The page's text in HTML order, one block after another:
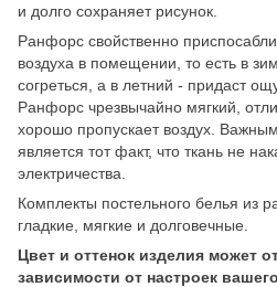
и долго сохраняет рисунок.
Ранфорс свойственно
воздуха в помещении, то есть в
согреться, а в летний - придаст
Ранфорс чрезвычайно мягкий,
хорошо пропускает воздух.
является тот факт, что ткань не
электричества.
Комплекты постельного белья из
гладкие, мягкие и долговечные.
Цвет и оттенок изделия может
зависимости от настроек